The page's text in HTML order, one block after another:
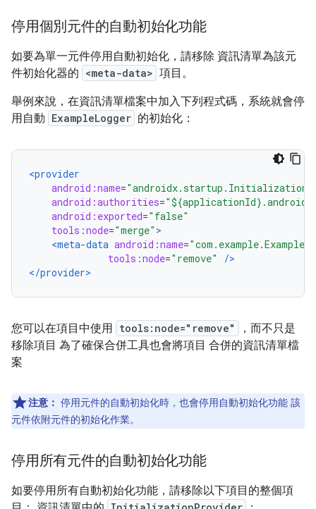
停用個別元件的自動初始化功能
如要為單一元件停用自動初始化，請移除 資訊清單為該元
件初始化器的 <meta-data> 項目。
舉例來說，在資訊清單檔案中加入下列程式碼，系統就會停
用自動 ExampleLogger 的初始化：
<provider
android:name=
android:authorities=
android:exported="false"
tools:node="merge" >
<meta-data android:name=
tools:node="remove"
/>
</provider>
您可以在項目中使用 tools:node="remove"
，而不只是
移除項目 為了確保合併工具也會將項目 合併的資訊清單檔
案
注意： 停用元件的自動初始化時，也會停用自動初始化功能 該
元件依附元件的初始化作業。
停用所有元件的自動初始化功能
如要停用所有自動初始化功能，請移除以下項目的整個項